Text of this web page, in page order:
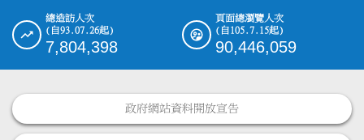
總造訪人次
(自93.07.26起)
7,804,398
頁面總瀏覽人次
(自105.7.15起)
90,446,059
政府網站資料開放宣告